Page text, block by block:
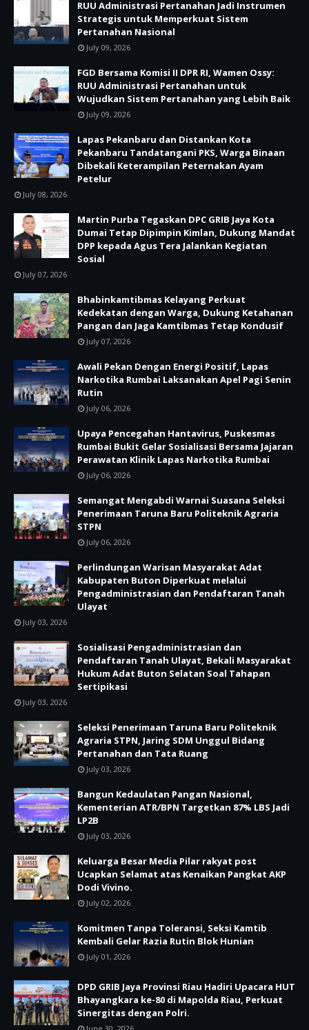
RUU Administrasi Pertanahan Jadi Instrumen
Strategis untuk Memperkuat Sistem
Pertanahan Nasional
July 09, 2026
FGD Bersama Komisi II DPR RI, Wamen Ossy:
RUU Administrasi Pertanahan untuk
Wujudkan Sistem Pertanahan yang Lebih Baik
July 09, 2026
Lapas Pekanbaru dan Distankan Kota
Pekanbaru Tandatangani PKS, Warga Binaan
Dibekali Keterampilan Peternakan Ayam
Petelur
July 08, 2026
Martin Purba Tegaskan DPC GRIB Jaya Kota
Dumai Tetap Dipimpin Kimlan, Dukung Mandat
DPP kepada Agus Tera Jalankan Kegiatan
Sosial
July 07, 2026
Bhabinkamtibmas Kelayang Perkuat
Kedekatan dengan Warga, Dukung Ketahanan
Pangan dan Jaga Kamtibmas Tetap Kondusif
July 07, 2026
Awali Pekan Dengan Energi Positif, Lapas
Narkotika Rumbai Laksanakan Apel Pagi Senin
Rutin
July 06, 2026
Upaya Pencegahan Hantavirus, Puskesmas
Rumbai Bukit Gelar Sosialisasi Bersama Jajaran
Perawatan Klinik Lapas Narkotika Rumbai
July 06, 2026
Semangat Mengabdi Warnai Suasana Seleksi
Penerimaan Taruna Baru Politeknik Agraria
STPN
July 06, 2026
Perlindungan Warisan Masyarakat Adat
Kabupaten Buton Diperkuat melalui
Pengadministrasian dan Pendaftaran Tanah
Ulayat
July 03, 2026
Sosialisasi Pengadministrasian dan
Pendaftaran Tanah Ulayat, Bekali Masyarakat
Hukum Adat Buton Selatan Soal Tahapan
Sertipikasi
July 03, 2026
Seleksi Penerimaan Taruna Baru Politeknik
Agraria STPN, Jaring SDM Unggul Bidang
Pertanahan dan Tata Ruang
July 03, 2026
Bangun Kedaulatan Pangan Nasional,
Kementerian ATR/BPN Targetkan 87% LBS Jadi
LP2B
July 03, 2026
Keluarga Besar Media Pilar rakyat post
Ucapkan Selamat atas Kenaikan Pangkat AKP
Dodi Vivino.
July 02, 2026
Komitmen Tanpa Toleransi, Seksi Kamtib
Kembali Gelar Razia Rutin Blok Hunian
July 01, 2026
DPD GRIB Jaya Provinsi Riau Hadiri Upacara HUT
Bhayangkara ke-80 di Mapolda Riau, Perkuat
Sinergitas dengan Polri.